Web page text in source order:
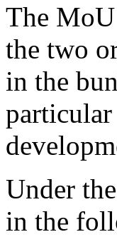
The
the two
in the
Under
in the